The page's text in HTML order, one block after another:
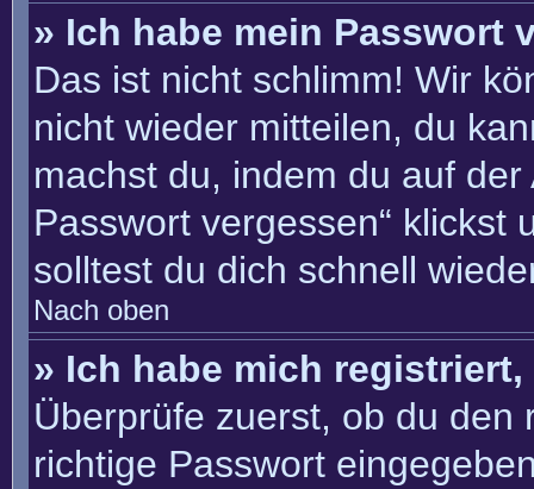
» Ich habe mein Passwort
Das ist nicht schlimm! Wir
nicht wieder mitteilen, du
machst du, indem du auf
Passwort vergessen“ klickst
solltest du dich schnell
Nach oben
» Ich habe mich
Überprüfe zuerst, ob du den
richtige Passwort